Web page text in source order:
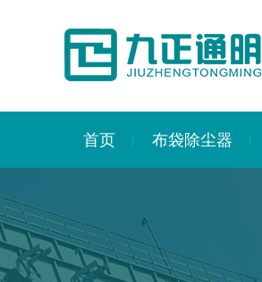
首页 布袋除尘器